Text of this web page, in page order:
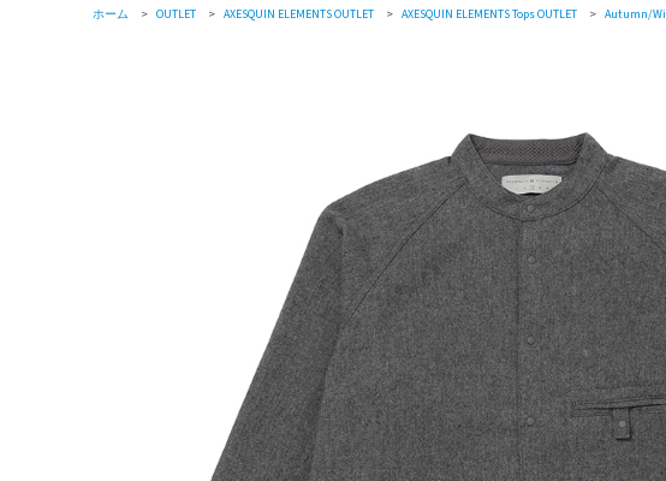
ホーム
> OUTLET > AXESQUIN ELEMENTS OUTLET > AXESQUIN ELEMENTS Tops OUTLET > Autumn/